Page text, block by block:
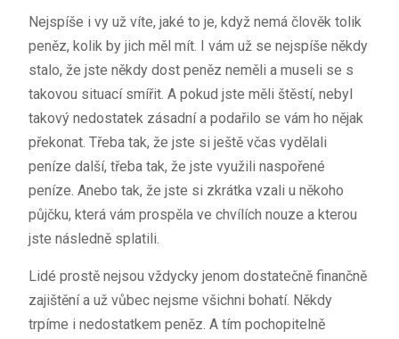
Nejspíše i vy už víte, jaké to je, když nemá člověk tolik
peněz, kolik by jich měl mít. I vám už se nejspíše někdy
stalo, že jste někdy dost peněz neměli a museli se s
takovou situací smířit. A pokud jste měli štěstí, nebyl
takový nedostatek zásadní a podařilo se vám ho nějak
překonat. Třeba tak, že jste si ještě včas vydělali
peníze další, třeba tak, že jste využili naspořené
peníze. Anebo tak, že jste si zkrátka vzali u někoho
půjčku, která vám prospěla ve chvílích nouze a kterou
jste následně splatili.
Lidé prostě nejsou vždycky jenom dostatečně finančně
zajištění a už vůbec nejsme všichni bohatí. Někdy
trpíme i nedostatkem peněz. A tím pochopitelně